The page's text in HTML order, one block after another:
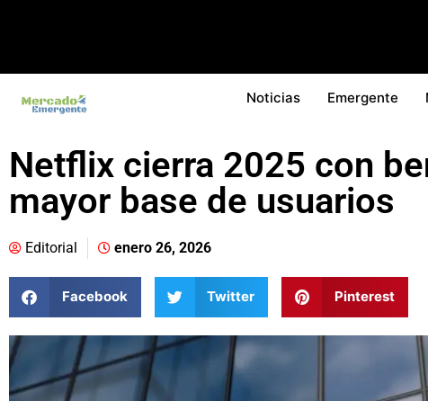
Noticias Emergente
Netflix cierra 2025 con
mayor base de usuarios
Editorial enero 26, 2026
Facebook Twitter Pinterest